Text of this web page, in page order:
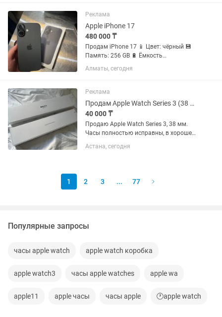
телефону.
Реклама
Apple iPhone 17
480 000 ₸
Продам iPhone 17 📱 Цвет: чёрный 💾
Память: 256 GB 🔋 Ёмкость
аккумулятора: 97% NanoSIM+eSIM
Телефон в отличном состоянии,
аккуратно, без нареканий. Внешний вид
и...
Алматы, сегодня
Реклама
Продам Apple Watch Series 3 (38 мм)
40 000 ₸
Продаю Apple Watch Series 3, 38 мм.
Часы полностью исправны, в хорошем
отлично. Комплектация: Apple Watch
Астана, сегодня
1 2 3 ... 77
Популярные запросы
часы apple watch apple watch коробка
apple watch3 часы apple watches apple wa
apple11 apple часы часы apple 🕐apple watch